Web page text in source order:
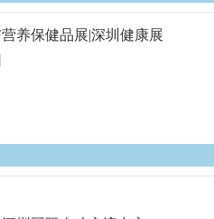
养保健品展|深圳健康展